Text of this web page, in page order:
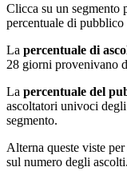
Clicca su un segmento
percentuale di pubblico
La percentuale di
28 giorni provenivano
La percentuale del
ascoltatori univoci
segmento.
Alterna queste viste
sul numero degli ascolti.